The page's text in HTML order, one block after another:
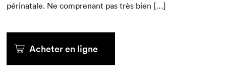
péri­na­tale. Ne com­prenant pas très bien […]
Acheter en ligne